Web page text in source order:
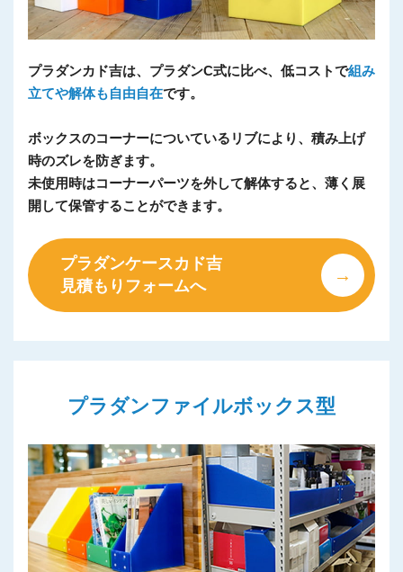
プラダンカド吉は、プラダンC式に比べ、低コストで組み
立てや解体も自由自在です。
ボックスのコーナーについているリブにより、積み上げ
時のズレを防ぎます。
未使用時はコーナーパーツを外して解体すると、薄く展
開して保管することができます。
プラダンケースカド吉
見積もりフォームへ
プラダンファイルボックス型